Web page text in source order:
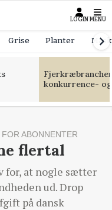
LOGIN MENU
Grise Planter
konkurrence-
FOR ABONNENTER
flertal
for, at nogle sætter
ud. Drop
på dansk